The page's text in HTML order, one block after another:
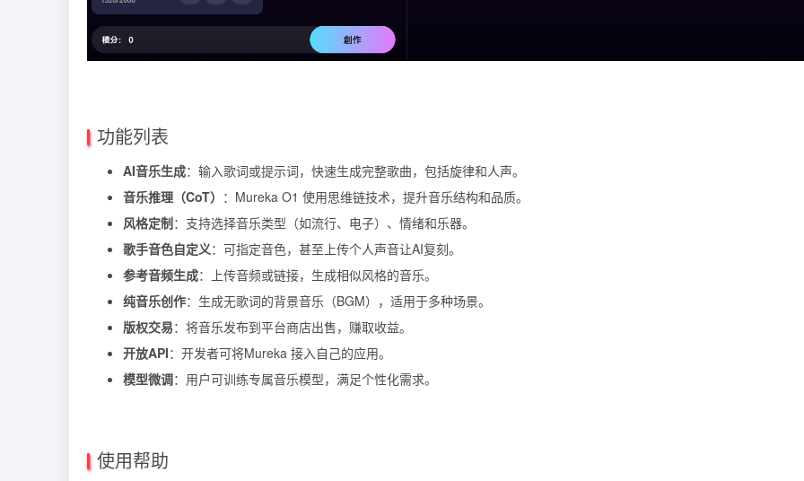
功能列表
AI音乐生成：输入歌词或提示词，快速生成完整歌曲，包括旋律和人声。
音乐推理（CoT） ：Mureka O1 使用思维链技术，提升音乐结构和品质。
风格定制：支持选择音乐类型（如流行、电子）、情绪和乐器。
歌手音色自定义：可指定音色，甚至上传个人声音让AI复刻。
参考音频生成：上传音频或链接，生成相似风格的音乐。
纯音乐创作：生成无歌词的背景音乐（BGM），适用于多种场景。
版权交易：将音乐发布到平台商店出售，赚取收益。
开放API：开发者可将Mureka 接入自己的应用。
模型微调：用户可训练专属音乐模型，满足个性化需求。
使用帮助